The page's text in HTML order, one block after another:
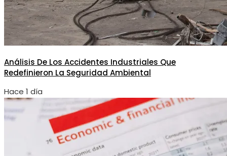
Análisis De Los Accidentes Industriales Que
Redefinieron La Seguridad Ambiental
Hace 1 día